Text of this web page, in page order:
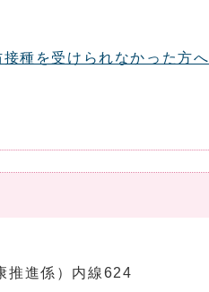
種を受けられなかった方へ
進係）内線624